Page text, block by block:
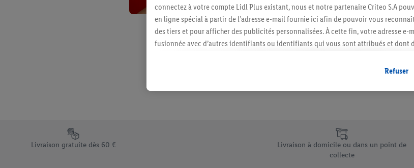
Élément du pied de page avec les différents arguments de vente uniques de Lidl.be
Livraison gratuite dès 60 €
Livraison à domicile ou dans un point de
collecte
connectez à votre compte Lidl Plus existant, nous et notre partenaire Criteo S.A
en ligne spécial à partir de l’adresse e-mail fournie ici afin de pouvoir vous
des tiers et pour afficher des publicités personnalisées. À cette fin, votre adresse e-
fusionnée avec d’autres identifiants ou identifiants qui vous sont attribués et dont
vous avez montré de l’intérêt (par exemple en plaçant le produit dans un panier
l’achat) peuvent également être affichées sur plusieurs apppareils et plusieurs
plusieurs services de Lidl peuvent vous être attribués en utilisant votre adresse e-
En cliquant sur « Refuser », vous pouvez autoriser uniquement l’utilisation des
« Accepter », vous autorisez tous les traitements pour toutes les finalités
Refuser